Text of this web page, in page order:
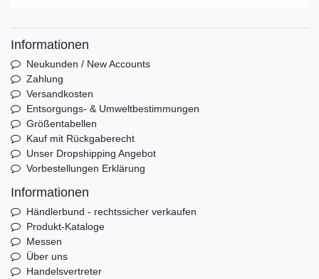
Informationen
Neukunden / New Accounts
Zahlung
Versandkosten
Entsorgungs- & Umweltbestimmungen
Größentabellen
Kauf mit Rückgaberecht
Unser Dropshipping Angebot
Vorbestellungen Erklärung
Informationen
Händlerbund - rechtssicher verkaufen
Produkt-Kataloge
Messen
Über uns
Handelsvertreter